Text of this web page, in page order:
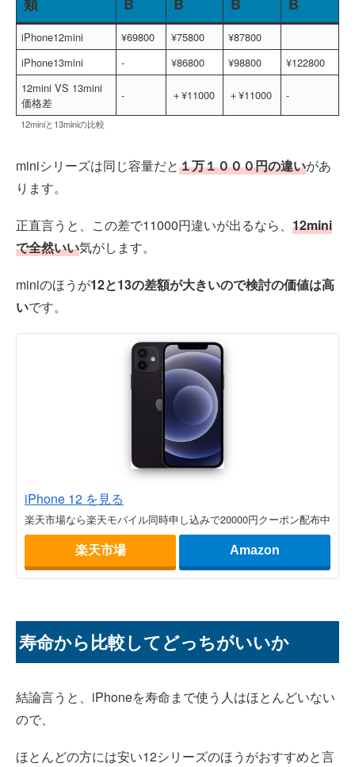
iPhone12mini ¥69800 ¥75800
¥87800
iPhone13mini
- ¥86800 ¥98800
¥122800
12mini VS 13mini
価格差
- ＋¥11000 ＋¥11000 -
12miniと13miniの比較
miniシリーズは同じ容量だと１万１０００円の違いがあ
ります。
正直言うと、この差で11000円違いが出るなら、 12mini
で全然いい気がします。
miniのほうが12と13の差額が大きいので検討の価値は高
いです。
iPhone 12 を見る
楽天市場なら楽天モバイル同時申し込みで20000円クーポン配布中
楽天市場 Amazon
寿命から比較してどっちがいいか
結論言うと、iPhoneを寿命まで使う人はほとんどいない
ので、
ほとんどの方には安い12シリーズのほうがおすすめと言